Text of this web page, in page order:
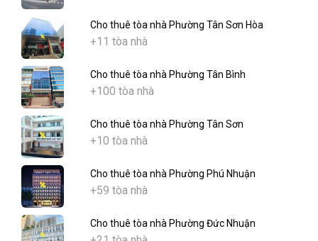
Cho thuê tòa nhà Phường Tân Sơn Hòa
+11 tòa nhà
Cho thuê tòa nhà Phường Tân Bình
+100 tòa nhà
Cho thuê tòa nhà Phường Tân Sơn
+10 tòa nhà
Cho thuê tòa nhà Phường Phú Nhuận
+59 tòa nhà
Cho thuê tòa nhà Phường Đức Nhuận